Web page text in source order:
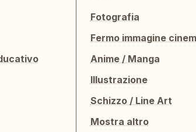
Fotografia
Anime / Manga
Illustrazione
Schizzo / Line Art
Mostra altro